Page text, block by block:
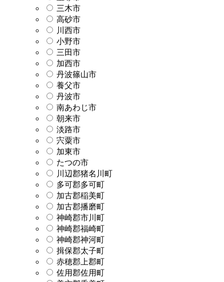
三木市
高砂市
川西市
小野市
三田市
加西市
丹波篠山市
養父市
丹波市
南あわじ市
朝来市
淡路市
宍粟市
加東市
たつの市
川辺郡猪名川町
多可郡多可町
加古郡稲美町
加古郡播磨町
神崎郡市川町
神崎郡福崎町
神崎郡神河町
揖保郡太子町
赤穂郡上郡町
佐用郡佐用町